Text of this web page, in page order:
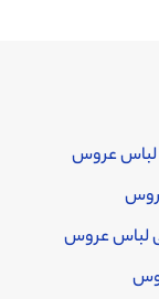
لباس عروس
لباس عروس